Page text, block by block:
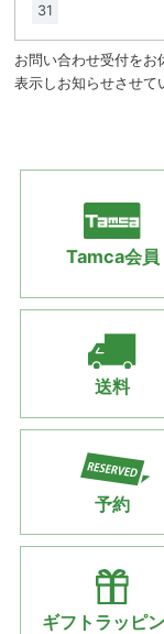
31
お問い合わせ受付をお
表示しお知らせさせて
Tamca会員
送料
予約
ギフトラッピ